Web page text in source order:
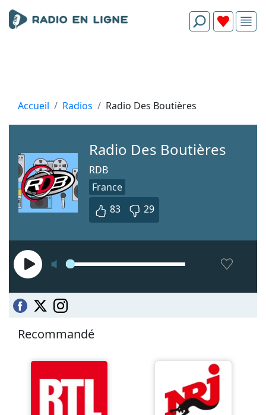
Accueil Radios Radio Des Boutières
Radio Des Boutières
RDB
France
83
29
Recommandé